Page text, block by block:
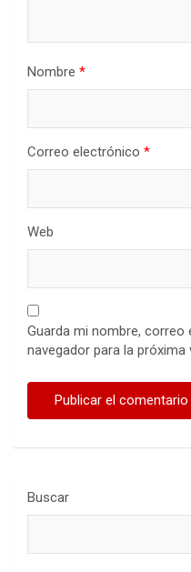
Nombre *
Correo electrónico *
Web
Guarda mi nombre,
navegador para la próxima
Buscar